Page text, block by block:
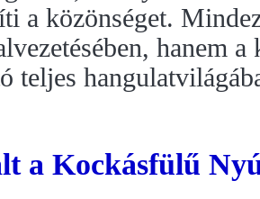
a közönséget.
hanem
teljes
a Kockásfülű